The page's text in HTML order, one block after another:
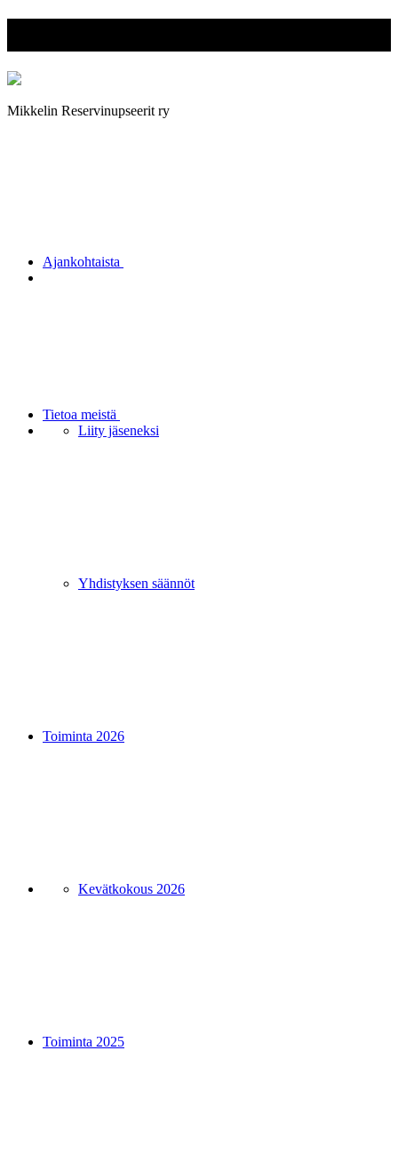
Mikkelin Reservinupseerit ry
Ajankohtaista
Tietoa meistä
Liity jäseneksi
Yhdistyksen säännöt
Toiminta 2026
Kevätkokous 2026
Toiminta 2025